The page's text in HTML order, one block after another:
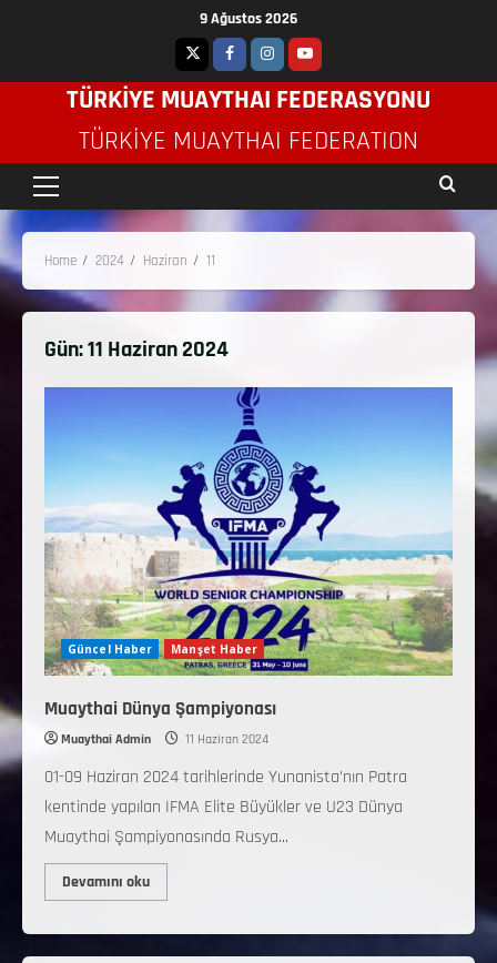
9 Ağustos 2026
TÜRKİYE MUAYTHAI FEDERASYONU
TÜRKIYE MUAYTHAI FEDERATION
Home 2024 Haziran 11
Gün:11 Haziran 2024
Güncel Haber Manşet Haber
Muaythai Dünya Şampiyonası
Muaythai Admin 11 Haziran 2024
01-09 Haziran 2024 tarihlerinde Yunanista’nın Patra
kentinde yapılan IFMA Elite Büyükler ve U23 Dünya
Muaythai Şampiyonasında Rusya...
Devamını oku